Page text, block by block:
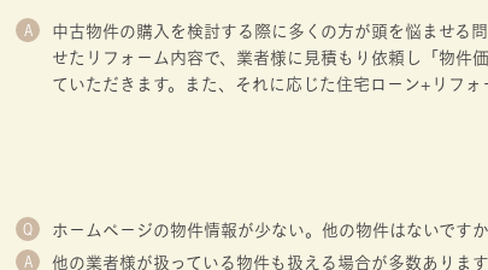
A
中古物件の購入を検討する際に多くの方が頭を悩ませる
せたリフォ－ム内容で、業者様に見積もり依頼し「物件
ていただきます。また、それに応じた住宅ロ－ン+リフォ
Q ホ－ムペ－ジの物件情報が少ない。他の物件はないですか
A
他の業者様が扱っている物件も扱える場合が多数ありま